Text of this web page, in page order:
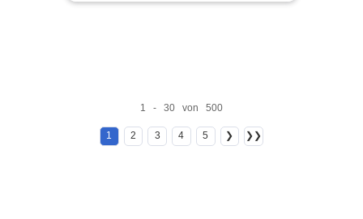
1 - 30 von 500
1 2 3 4 5 ❯ ❯❯